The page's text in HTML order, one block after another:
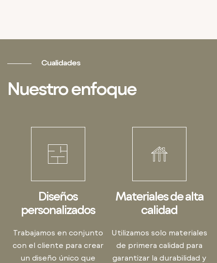
Cualidades
Nuestro enfoque
Diseños
personalizados
Trabajamos en conjunto
con el cliente para crear
un diseño único que
Materiales de alta
calidad
Utilizamos solo materiales
de primera calidad para
garantizar la durabilidad y